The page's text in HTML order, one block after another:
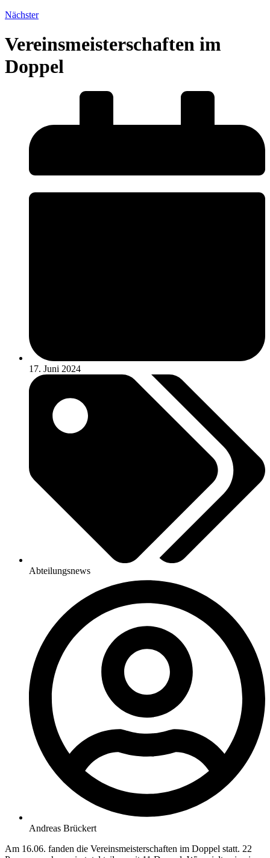
Nächster
Vereinsmeisterschaften im
Doppel
17. Juni 2024
Abteilungsnews
Andreas Brückert
Am 16.06. fanden die Vereinsmeisterschaften im Doppel statt. 22